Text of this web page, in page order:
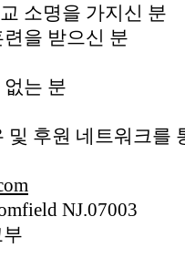
소명을 가지신 분
을 받으신 분
는 분
및 후원 네트워크를
NJ.07003